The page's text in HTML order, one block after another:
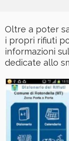
Oltre a poter
i propri rifiuti
informazioni
dedicate allo